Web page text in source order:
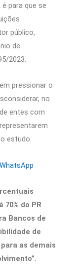
para que se
público,
de
2023.
pressionar o
no
entes com
estudo.
do PR
Bancos de
de
as demais